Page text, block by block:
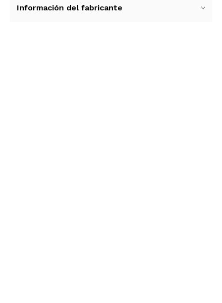
que el producto mantenga sus propiedades por
Información del fabricante